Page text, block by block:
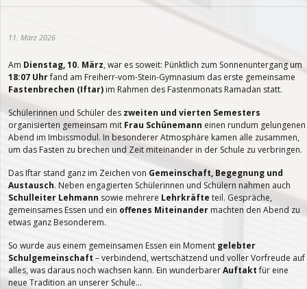
11. März 2026
Am Dienstag, 10. März, war es soweit: Pünktlich zum Sonnenuntergang um
18:07 Uhrfand am Freiherr-vom-Stein-Gymnasium das erste gemeinsame
Fastenbrechen (Iftar)im Rahmen des Fastenmonats Ramadan statt.
Schülerinnen und Schüler des zweiten und vierten Semesters
organisierten gemeinsam mit Frau Schünemann einen rundum gelungenen
Abend im Imbissmodul. In besonderer Atmosphäre kamen alle zusammen,
um das Fasten zu brechen und Zeit miteinander in der Schule zu verbringen.
Das Iftar stand ganz im Zeichen vonGemeinschaft, Begegnung und
Austausch. Neben engagierten Schülerinnen und Schülern nahmen auch
Schulleiter Lehmannsowie mehrere Lehrkräfte teil. Gespräche,
gemeinsames Essen und ein offenes Miteinandermachten den Abend zu
etwas ganz Besonderem.
So wurde aus einem gemeinsamen Essen ein Moment gelebter
Schulgemeinschaft– verbindend, wertschätzend und voller Vorfreude auf
alles, was daraus noch wachsen kann. Ein wunderbarerAuftaktfür eine
neue Tradition an unserer Schule…